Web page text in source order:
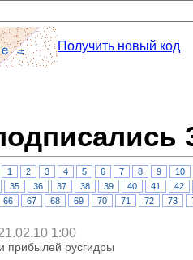
Получить новый код
1 2 3 4 5 6 7 8 9 10
35 36 37 38 39 40 41 42
66 67 68 69 70 71 72 73
1:00
прибылей русгидры